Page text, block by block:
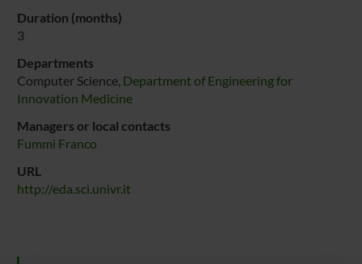
Duration (months)
3
Departments
Computer Science, Department of Engineering for
Innovation Medicine
Managers or local contacts
Fummi Franco
URL
http://eda.sci.univr.it